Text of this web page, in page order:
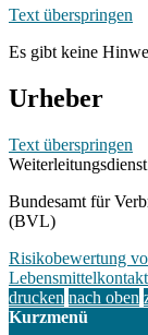
Text überspringen
Es gibt keine
Urheber
Text überspringen
Bundesamt für
(BVL)
Risikobewertung
drucken nach oben
Kurzmenü